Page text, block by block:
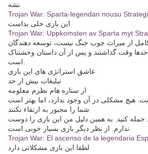
نشه
Trojan War: Sparta-legendan nousu
این بازی خلی بداست
Trojan War: Uppkomsten av Sparta myt
از میراث چوب جنگ نیست، توسعه دهندگان
وقت گذاشتند و پس از آن داستان وحشتناک
عاشق استراتژی های این بازی
تبلیغات بیش از حد
از ستاره هام نظرم معلومه
هیچ مشکلی در آن وجود ندارد، اما بهتر است
شما را مجبور به ارتقاء نکنند
حمله کنید. به همین دلیل من این بازی را دوست
Trojan War: El ascenso de la legendaria
لطفا این بازی مشکلاتی دارد